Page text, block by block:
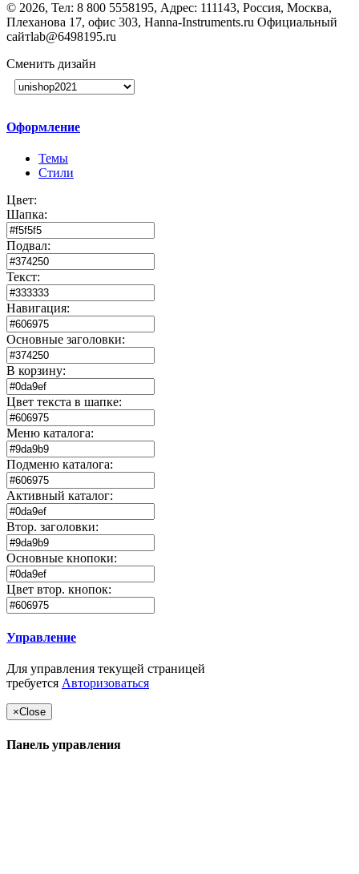
© 2026, Тел: 8 800 5558195, Адрес: 111143, Россия, Москва,
Плеханова 17, офис 303, Hanna-Instruments.ru Официальный
сайтlab@6498195.ru
Сменить дизайн
Оформление
Темы
Стили
Цвет:
Шапка:
Подвал:
Текст:
Навигация:
Основные заголовки:
В корзину:
Цвет текста в шапке:
Меню каталога:
Подменю каталога:
Активный каталог:
Втор. заголовки:
Основные кнопоки:
Цвет втор. кнопок:
Управление
Для управления текущей страницей
требуется Авторизоваться
×Close
Панель управления